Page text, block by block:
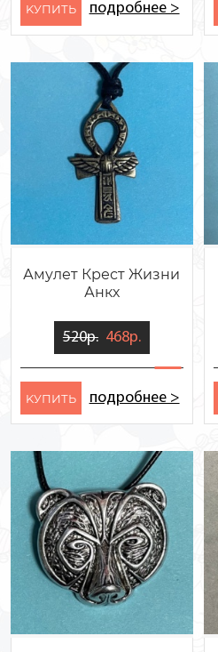
KУПИТЬ подробнее >
Амулет Крест Жизни
Анкх
520р. 468р.
KУПИТЬ подробнее >